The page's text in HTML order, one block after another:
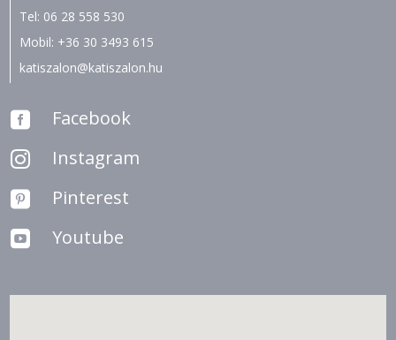
Tel: 06 28 558 530
Mobil: +36 30 3493 615
katiszalon@katiszalon.hu
 Facebook
 Instagram
 Pinterest
 Youtube